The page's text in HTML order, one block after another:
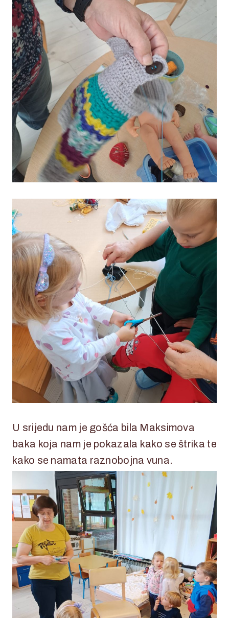
U srijedu nam je gošća bila Maksimova
baka koja nam je pokazala kako se štrika te
kako se namata raznobojna vuna.